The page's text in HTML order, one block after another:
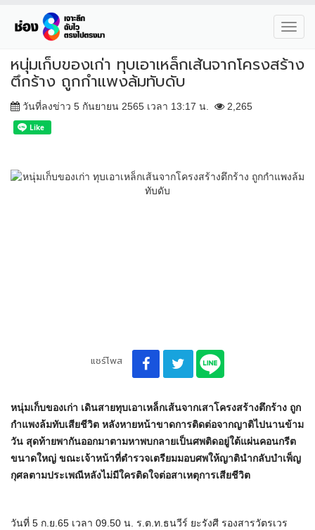
หนุ่มเก็บของเก่า ทุบเอาเหล็กเส้นจากโครงสร้าง
ตึกร้าง ถูกกำแพงล้มทับดับ
วันที่ลงข่าว 5 กันยายน 2565 เวลา 13:17 น. 2,265
แชร์โพส
หนุ่มเก็บของเก่า เดินสายทุบเอาเหล็กเส้นจากเสาโครงสร้างตึกร้าง ถูก
กำแพงล้มทับเสียชีวิต หลังหายหน้าขาดการติดต่อจากญาติไปนานข้าม
วัน สุดท้ายพากันออกมาตามหาพบกลายเป็นศพติดอยู่ใต้แผ่นคอนกรีต
ขนาดใหญ่ ขณะเจ้าหน้าที่ตำรวจเตรียมมอบศพให้ญาตินำกลับบำเพ็ญ
กุศลตามประเพณีหลังไม่มีใครติดใจต่อสาเหตุการเสียชีวิต
วันที่ 5 ก.ย.65 เวลา 09.50 น. ร.ต.ท.ธนวีร์ ยะรังศี รองสารวัตรเวร